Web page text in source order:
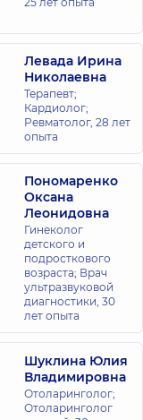
Левада Ирина
Николаевна
Терапевт;
Кардиолог;
Ревматолог, 28 лет
опыта
Пономаренко
Оксана
Леонидовна
Гинеколог
детского и
подросткового
возраста; Врач
ультразвуковой
диагностики, 30
лет опыта
Шуклина Юлия
Владимировна
Отоларинголог;
Отоларинголог